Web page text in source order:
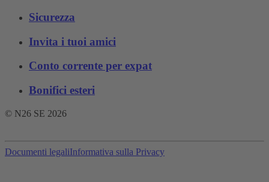
Sicurezza
Invita i tuoi amici
Conto corrente per expat
Bonifici esteri
© N26 SE 2026
Documenti legaliInformativa sulla Privacy